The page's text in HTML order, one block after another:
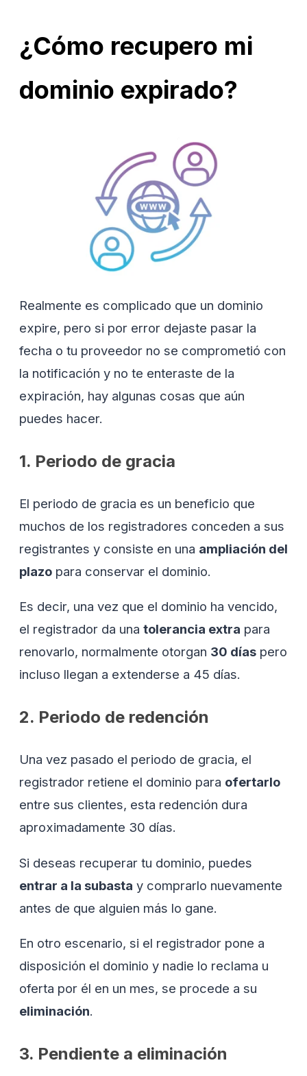
¿Cómo recupero mi
dominio expirado?
Realmente es complicado que un dominio
expire, pero si por error dejaste pasar la
fecha o tu proveedor no se comprometió con
la notificación y no te enteraste de la
expiración, hay algunas cosas que aún
puedes hacer.
1. Periodo de gracia
El periodo de gracia es un beneficio que
muchos de los registradores conceden a sus
registrantes y consiste en una ampliación del
plazo para conservar el dominio.
Es decir, una vez que el dominio ha vencido,
el registrador da una tolerancia extra para
renovarlo, normalmente otorgan 30 días pero
incluso llegan a extenderse a 45 días.
2. Periodo de redención
Una vez pasado el periodo de gracia, el
registrador retiene el dominio para ofertarlo
entre sus clientes, esta redención dura
aproximadamente 30 días.
Si deseas recuperar tu dominio, puedes
entrar a la subasta y comprarlo nuevamente
antes de que alguien más lo gane.
En otro escenario, si el registrador pone a
disposición el dominio y nadie lo reclama u
oferta por él en un mes, se procede a su
eliminación.
3. Pendiente a eliminación